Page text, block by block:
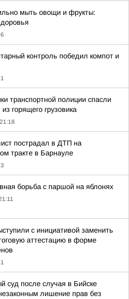
мыть овощи и фрукты:
контроль победил компот и
транспортной полиции спасли
горящего грузовика
пострадал в ДТП на
тракте в Барнауле
борьба с паршой на яблонях
с инициативой заменить
аттестацию в форме
суд после случая в Бийске
лишение прав без